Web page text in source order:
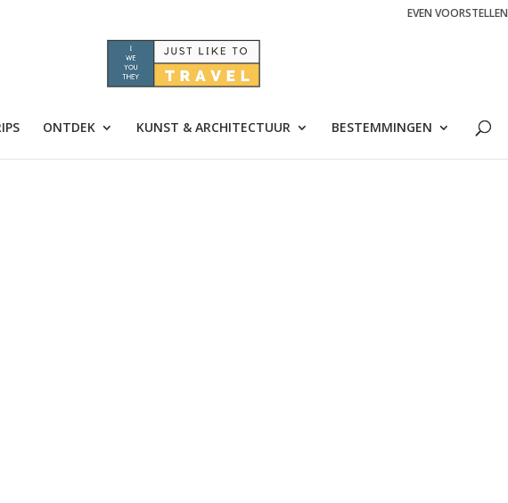
EVEN VOORSTELLEN
ONTDEK KUNST & ARCHITECTUUR BESTEMMINGEN